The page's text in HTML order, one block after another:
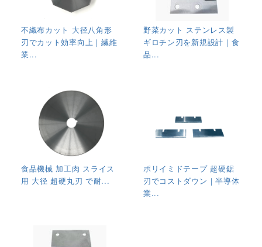
不織布カット 大径八角形
刃でカット効率向上｜繊維
業...
野菜カット ステンレス製
ギロチン刃を新規設計｜食
品...
食品機械 加工肉 スライス
用 大径 超硬丸刃 で耐...
ポリイミドテープ 超硬鋸
刃でコストダウン｜半導体
業...